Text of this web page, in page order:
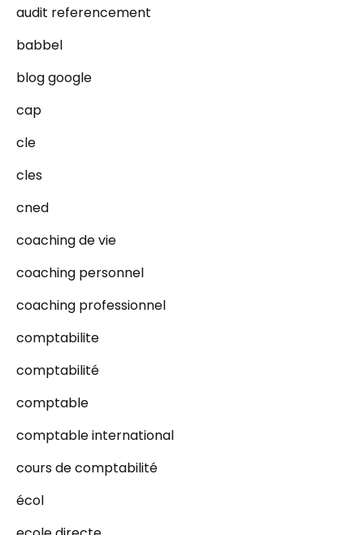
audit referencement
babbel
blog google
cap
cle
cles
cned
coaching de vie
coaching personnel
coaching professionnel
comptabilite
comptabilité
comptable
comptable international
cours de comptabilité
écol